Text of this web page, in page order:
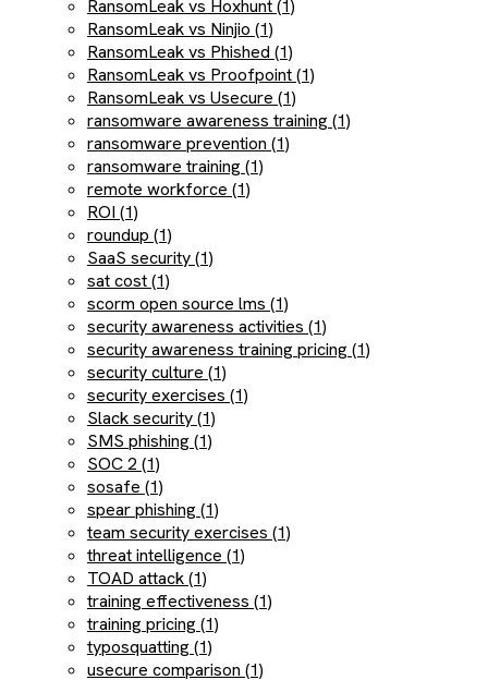
RansomLeak vs Hoxhunt (1)
RansomLeak vs Ninjio (1)
RansomLeak vs Phished (1)
RansomLeak vs Proofpoint (1)
RansomLeak vs Usecure (1)
ransomware awareness training (1)
ransomware prevention (1)
ransomware training (1)
remote workforce (1)
ROI (1)
roundup (1)
SaaS security (1)
sat cost (1)
scorm open source lms (1)
security awareness activities (1)
security awareness training pricing (1)
security culture (1)
security exercises (1)
Slack security (1)
SMS phishing (1)
SOC 2 (1)
sosafe (1)
spear phishing (1)
team security exercises (1)
threat intelligence (1)
TOAD attack (1)
training effectiveness (1)
training pricing (1)
typosquatting (1)
usecure comparison (1)